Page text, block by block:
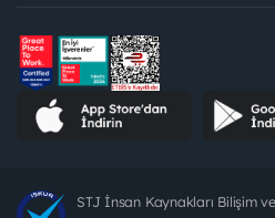
STJ İnsan Kaynakları Bilişim